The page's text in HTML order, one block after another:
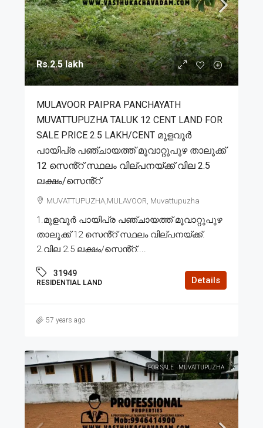
Rs.2.5 lakh
MULAVOOR PAIPRA PANCHAYATH
MUVATTUPUZHA TALUK 12 CENT LAND FOR
SALE PRICE 2.5 LAKH/CENT മുളവൂർ
പായിപ്ര പഞ്ചായത്ത് മൂവാറ്റുപുഴ താലൂക്ക്
12 സെൻ്റ് സ്ഥലം വില്പനയ്ക്ക് വില 2.5
ലക്ഷം/സെൻ്റ്
MUVATTUPUZHA,MULAVOOR, Muvattupuzha
1.മുളവൂർ പായിപ്ര പഞ്ചായത്ത് മൂവാറ്റുപുഴ
താലൂക്ക് 12 സെൻ്റ് സ്ഥലം വില്പനയ്ക്ക്.
2.വില 2.5 ലക്ഷം/സെൻ്റ്....
31949
RESIDENTIAL LAND Details
57 years ago
FOR SALE MUVATTUPUZHA